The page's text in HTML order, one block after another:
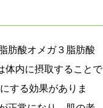
肪酸オメガ３脂肪酸
体内に摂取することで
する効果がありま